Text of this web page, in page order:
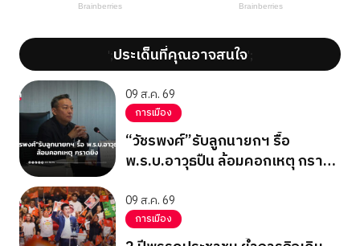
';ประเด็นที่คุณอาจสนใจ';
09 ส.ค. 69
การเมือง
“วัชรพงศ์”รับลูกนายกฯ รื้อ
พ.ร.บ.อาวุธปืน ล้อมคอกเหตุ กราด
09 ส.ค. 69
การเมือง